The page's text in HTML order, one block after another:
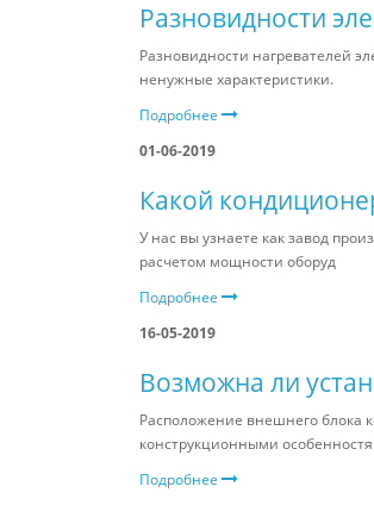
Разновидности
Разновидности нагревателей
ненужные характеристики.
Подробнее
01-06-2019
Какой
У нас вы узнаете как завод
расчетом мощности оборуд
Подробнее
16-05-2019
Возможна ли
Расположение внешнего блока
конструкционными
Подробнее